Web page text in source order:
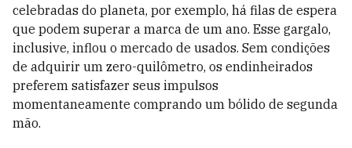
celebradas do planeta, por exemplo, há filas de espera
que podem superar a marca de um ano. Esse gargalo,
inclusive, inflou o mercado de usados. Sem condições
de adquirir um zero-quilômetro, os endinheirados
preferem satisfazer seus impulsos
momentaneamente comprando um bólido de segunda
mão.